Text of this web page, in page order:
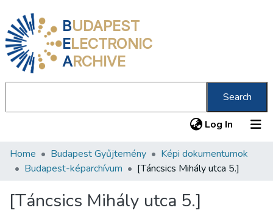
BUDAPEST
ELECTRONIC
ARCHIVE
Search
Log In (current)
Communities & Collections
Statistics
Home Budapest Gyűjtemény
Képi dokumentumok
Budapest-képarchívum
[Táncsics Mihály utca 5.]
[Táncsics Mihály utca 5.]